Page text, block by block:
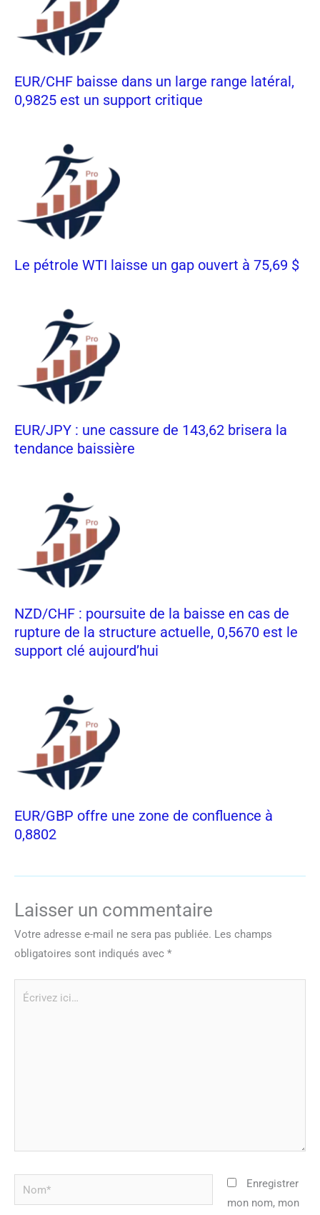
EUR/CHF baisse dans un large range latéral,
0,9825 est un support critique
Le pétrole WTI laisse un gap ouvert à 75,69 $
EUR/JPY : une cassure de 143,62 brisera la
tendance baissière
NZD/CHF : poursuite de la baisse en cas de
rupture de la structure actuelle, 0,5670 est le
support clé aujourd’hui
EUR/GBP offre une zone de confluence à
0,8802
Laisser un commentaire
Votre adresse e-mail ne sera pas publiée. Les champs
obligatoires sont indiqués avec *
Nom*
Enregistrer
mon nom, mon